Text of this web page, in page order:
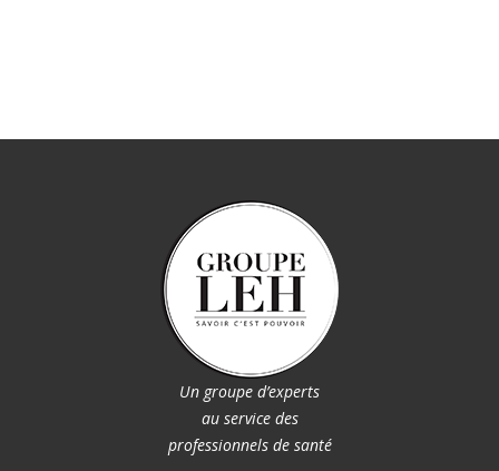
Un groupe d’experts
au service des
professionnels de santé